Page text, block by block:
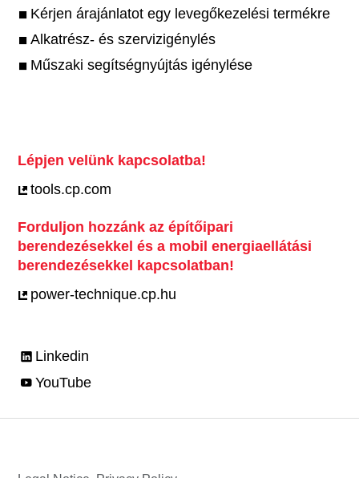
Kérjen árajánlatot egy levegőkezelési termékre
Alkatrész- és szervizigénylés
Műszaki segítségnyújtás igénylése
Lépjen velünk kapcsolatba!
tools.cp.com
Forduljon hozzánk az építőipari
berendezésekkel és a mobil energiaellátási
berendezésekkel kapcsolatban!
power-technique.cp.hu
Linkedin
YouTube